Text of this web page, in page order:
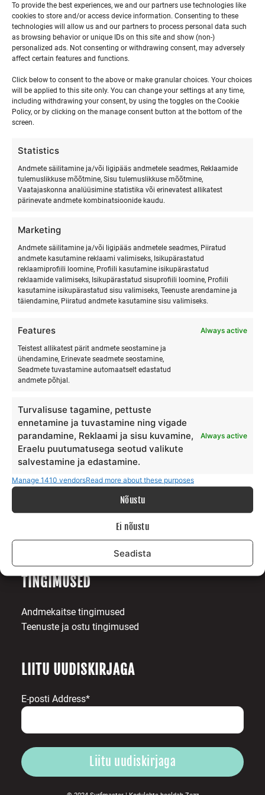
To provide the best experiences, we and our partners use technologies like
cookies to store and/or access device information. Consenting to these
technologies will allow us and our partners to process personal data such
as browsing behavior or unique IDs on this site and show (non-)
personalized ads. Not consenting or withdrawing consent, may adversely
affect certain features and functions.
Click below to consent to the above or make granular choices. Your choices
will be applied to this site only. You can change your settings at any time,
including withdrawing your consent, by using the toggles on the Cookie
Policy, or by clicking on the manage consent button at the bottom of the
screen.
Statistics
Andmete säilitamine ja/või ligipääs andmetele seadmes, Reklaamide
tulemuslikkuse mõõtmine, Sisu tulemuslikkuse mõõtmine,
Vaatajaskonna analüüsimine statistika või erinevatest allikatest
pärinevate andmete kombinatsioonide kaudu.
Marketing
Andmete säilitamine ja/või ligipääs andmetele seadmes, Piiratud
andmete kasutamine reklaami valimiseks, Isikupärastatud
reklaamiprofiili loomine, Profiili kasutamine isikupärastatud
reklaamide valimiseks, Isikupärastatud sisuprofiili loomine, Profiili
kasutamine isikupärastatud sisu valimiseks, Teenuste arendamine ja
täiendamine, Piiratud andmete kasutamine sisu valimiseks.
Features Always active
Teistest allikatest pärit andmete seostamine ja
ühendamine, Erinevate seadmete seostamine,
Seadmete tuvastamine automaatselt edastatud
andmete põhjal.
Turvalisuse tagamine, pettuste
ennetamine ja tuvastamine ning vigade
parandamine, Reklaami ja sisu kuvamine,
Eraelu puutumatusega seotud valikute
salvestamine ja edastamine.
Always active
Manage 1410 vendorsRead more about these purposes
Nõustu
Ei nõustu
Seadista
0
events,
6
0
events,
7
0
events,
8
0
events,
9
0
events,
10
0
events,
11
0
12
0
events,
13
0
events,
14
0
events,
15
0
events,
16
0
17
0
18
0
19
0
events,
20
0
events,
21
0
events,
22
0
events,
23
0
events,
24
0
events,
25
0
26
0
27
0
28
0
29
0
30
0
1
0
2
0
3
märts This Month
Ranna Surfiküla
+372 566 86 766
info@surfmaster.ee
MEIST
Meie lugu
Toetajad
TINGIMUSED
Andmekaitse tingimused
Teenuste ja ostu tingimused
LIITU UUDISKIRJAGA
E-posti Address*